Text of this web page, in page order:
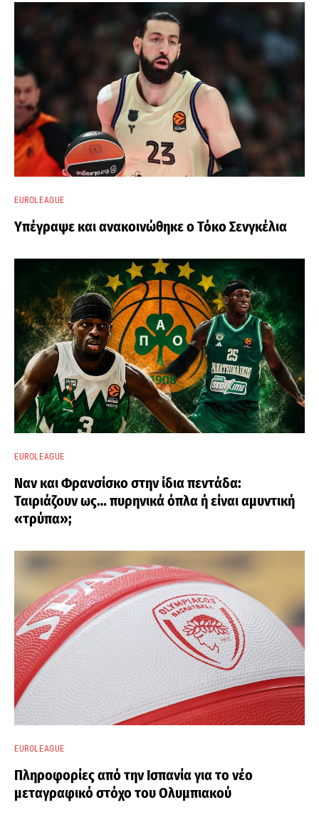
EUROLEAGUE
Υπέγραψε και ανακοινώθηκε ο Τόκο Σενγκέλια
EUROLEAGUE
Ναν και Φρανσίσκο στην ίδια πεντάδα:
Ταιριάζουν ως… πυρηνικά όπλα ή είναι αμυντική
«τρύπα»;
EUROLEAGUE
Πληροφορίες από την Ισπανία για το νέο
μεταγραφικό στόχο του Ολυμπιακού